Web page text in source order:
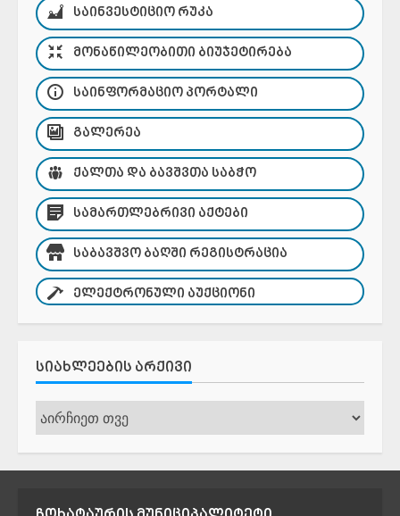
ᲡᲐᲘᲜᲕᲔᲡᲢᲘᲪᲘᲝ ᲠᲣᲙᲐ
ᲛᲝᲜᲐᲬᲘᲚᲔᲝᲑᲘᲗᲘ ᲑᲘᲣᲯᲔᲢᲘᲠᲔᲑᲐ
ᲡᲐᲘᲜᲤᲝᲠᲛᲐᲪᲘᲝ ᲞᲝᲠᲢᲐᲚᲘ
ᲒᲐᲚᲔᲠᲔᲐ
ᲥᲐᲚᲗᲐ ᲓᲐ ᲑᲐᲕᲨᲕᲗᲐ ᲡᲐᲑᲭᲝ
ᲡᲐᲛᲐᲠᲗᲚᲔᲑᲠᲘᲕᲘ ᲐᲥᲢᲔᲑᲘ
ᲡᲐᲑᲐᲕᲨᲕᲝ ᲑᲐᲦᲨᲘ ᲠᲔᲒᲘᲡᲢᲠᲐᲪᲘᲐ
ᲔᲚᲔᲥᲢᲠᲝᲜᲣᲚᲘ ᲐᲣᲥᲪᲘᲝᲜᲘ
ᲡᲘᲐᲮᲚᲔᲔᲑᲘᲡ ᲐᲠᲥᲘᲕᲘ
სიახლეების
არქივი